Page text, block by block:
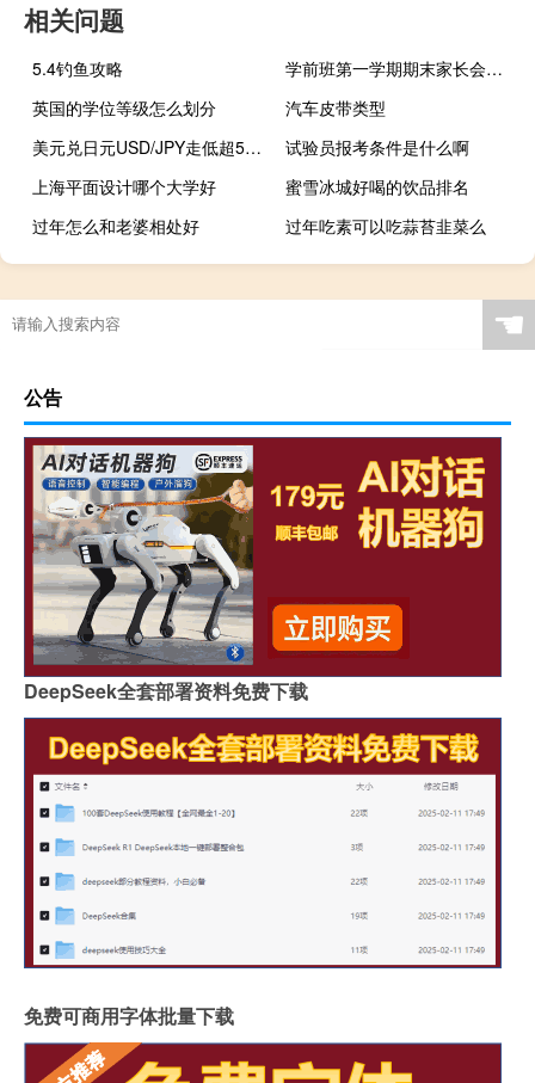
相关问题
5.4钓鱼攻略
学前班第一学期期末家长会总结（学前班第一学期期末评语）
英国的学位等级怎么划分
汽车皮带类型
美元兑日元USD/JPY走低超50点此前一度涨破151.90逼近去年10月高点151.944
试验员报考条件是什么啊
上海平面设计哪个大学好
蜜雪冰城好喝的饮品排名
过年怎么和老婆相处好
过年吃素可以吃蒜苔韭菜么
☚
公告
DeepSeek全套部署资料免费下载
免费可商用字体批量下载